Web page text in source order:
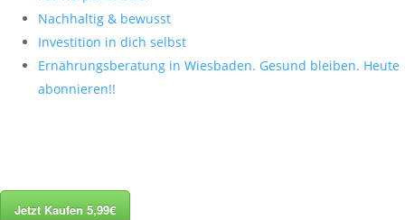
Nachhaltig & bewusst
Investition in dich selbst
Ernährungsberatung in Wiesbaden. Gesund bleiben. Heute
abonnieren!!
Jetzt Kaufen 5,99€